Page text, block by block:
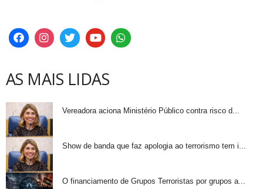
AS MAIS LIDAS
Vereadora aciona Ministério Público contra risco d...
Show de banda que faz apologia ao terrorismo tem i...
O financiamento de Grupos Terroristas por grupos a...